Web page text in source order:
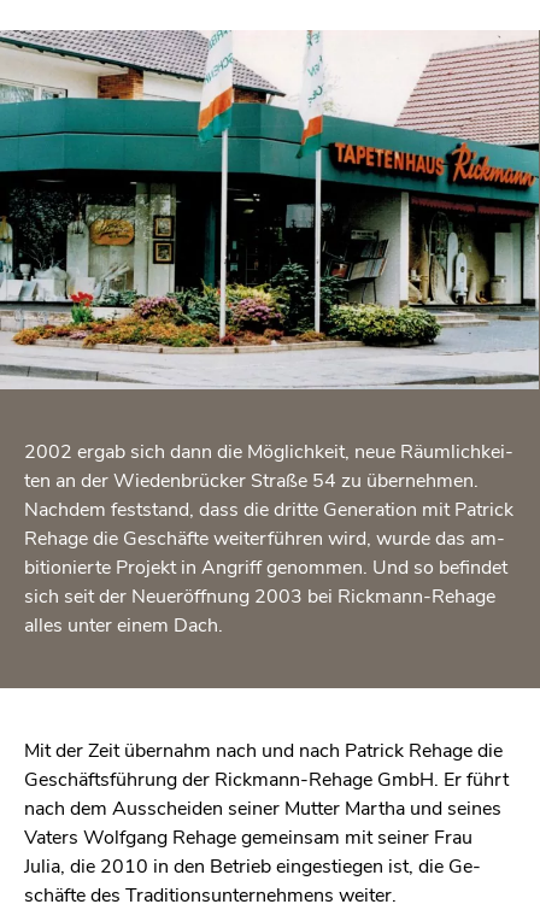
2002 ergab sich dann die Mög­lich­keit, neue Räum­lich­kei­
ten an der Wie­den­brü­cker Stra­ße 54 zu über­neh­men.
Nach­dem fest­stand, dass die drit­te Ge­ne­ra­ti­on mit Pa­trick
Re­ha­ge die Ge­schäf­te wei­ter­füh­ren wird, wurde das am­
bi­tio­nier­te Pro­jekt in An­griff ge­nom­men. Und so be­fin­det
sich seit der Neu­eröff­nung 2003 bei Rick­mann-Re­ha­ge
alles unter einem Dach.
Mit der Zeit über­nahm nach und nach Pa­trick Re­ha­ge die
Ge­schäfts­füh­rung der Rick­mann-Re­ha­ge GmbH. Er führt
nach dem Aus­schei­den sei­ner Mut­ter Mar­tha und sei­nes
Va­ters Wolf­gang Re­ha­ge ge­mein­sam mit sei­ner Frau
Julia, die 2010 in den Be­trieb ein­ge­stie­gen ist, die Ge­
schäf­te des Tra­di­ti­ons­un­ter­neh­mens wei­ter.